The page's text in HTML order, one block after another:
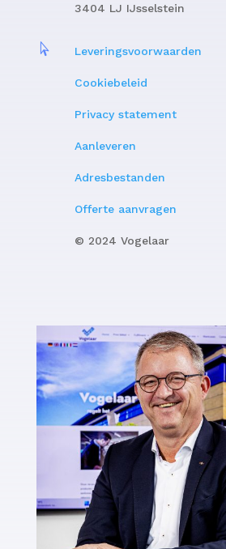
3404 LJ IJsselstein
 Leveringsvoorwaarden
Cookiebeleid
Privacy statement
Aanleveren
Adresbestanden
Offerte aanvragen
© 2024 Vogelaar